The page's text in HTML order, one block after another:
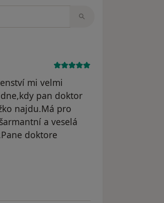
mi velmi
pan doktor
najdu.Má pro
a veselá
doktore